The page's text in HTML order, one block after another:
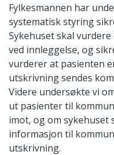
Fylkesmannen har
systematisk styring
Sykehuset skal
ved innleggelse, og
vurderer at pasienten
utskrivning sendes
Videre undersøkte vi
ut pasienter til
imot, og om
informasjon til
utskrivning.